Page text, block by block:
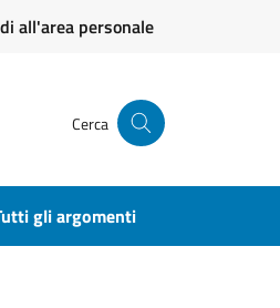
all'area personale
Cerca
gli argomenti